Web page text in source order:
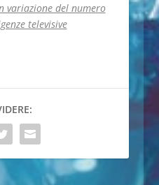
variazione del numero
televisive